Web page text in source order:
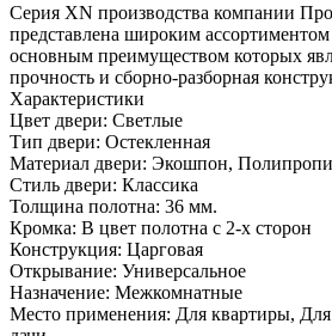
Серия ХN производства компании
представлена широким
основным преимуществом которых
прочность и сборно-разборная
Характеристики
Цвет двери: Светлые
Тип двери: Остекленная
Материал двери: Экошпон,
Стиль двери: Классика
Толщина полотна: 36 мм.
Кромка: В цвет полотна с 2-х сторон
Конструкция: Царговая
Открывание: Универсальное
Назначение: Межкомнатные
Место применения: Для квартиры,